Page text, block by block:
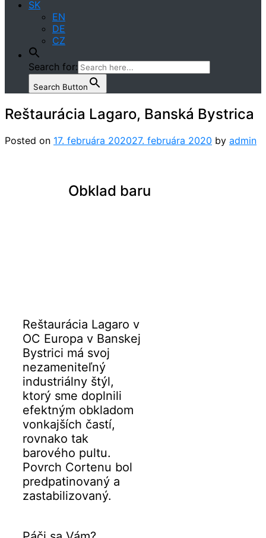
SK
EN
DE
CZ
Search for:
Search Button
Reštaurácia Lagaro, Banská Bystrica
Posted on 17. februára 202027. februára 2020 by admin
Obklad baru
Reštaurácia Lagaro v
OC Europa v Banskej
Bystrici má svoj
nezameniteľný
industriálny štýl,
ktorý sme doplnili
efektným obkladom
vonkajších častí,
rovnako tak
barového pultu.
Povrch Cortenu bol
predpatinovaný a
zastabilizovaný.